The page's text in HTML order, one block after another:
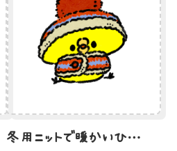
冬用ニットで暖かいひよこのイラスト